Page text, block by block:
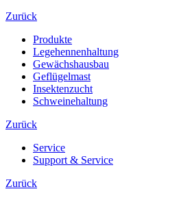
Zurück
Produkte
Legehennenhaltung
Gewächshausbau
Geflügelmast
Insektenzucht
Schweinehaltung
Zurück
Service
Support & Service
Zurück